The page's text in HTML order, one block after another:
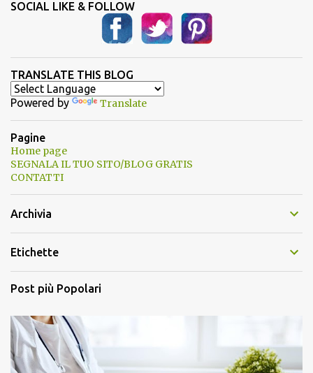
SOCIAL LIKE & FOLLOW
TRANSLATE THIS BLOG
Powered by Translate
Pagine
Home page
SEGNALA IL TUO SITO/BLOG GRATIS
CONTATTI
Archivia
Etichette
Post più Popolari